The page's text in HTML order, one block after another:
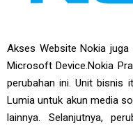
Akses Website Nokia
Microsoft Device.Nokia
perubahan ini. Unit bisnis
Lumia untuk akun media
lainnya. Selanjutnya,